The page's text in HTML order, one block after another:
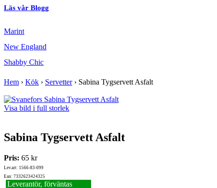
Läs vår Blogg
Marint
New England
Shabby Chic
Hem › Kök › Servetter› Sabina Tygservett Asfalt
Visa bild i full storlek
Sabina Tygservett Asfalt
Pris: 65 kr
Lev.art: 1566-83-099
Ean: 7332623424325
Leverantör, förväntas